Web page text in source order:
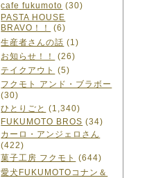
cafe fukumoto (30)
PASTA HOUSE
BRAVO！！
(6)
生産者さんの話 (1)
お知らせ！！
(26)
テイクアウト (5)
フクモト アンド・ブラボー
(30)
ひとりごと (1,340)
FUKUMOTO BROS (34)
カーロ・アンジェロさん
(422)
菓子工房 フクモト (644)
愛犬FUKUMOTOコナン＆